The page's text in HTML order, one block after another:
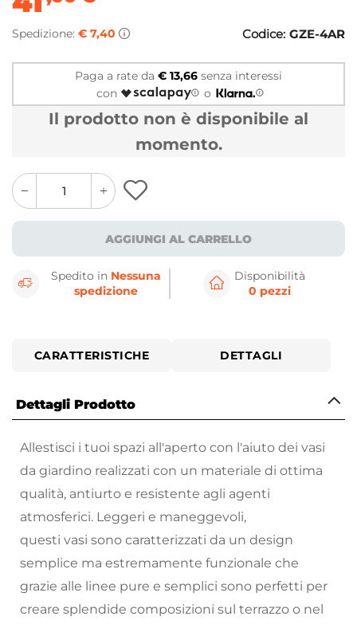
Spedizione: € 7,40 Codice: GZE-4AR
Paga a rate da € 13,66 senza interessi
con
o
Il prodotto non è disponibile al
momento.
quantity
button
quantity
minus
button
AGGIUNGI AL CARRELLO
Spedito in Nessuna
spedizione
Disponibilità
0 pezzi
CARATTERISTICHE DETTAGLI
Dettagli Prodotto
Allestisci i tuoi spazi all'aperto con l'aiuto dei vasi
da giardino realizzati con un materiale di ottima
qualità, antiurto e resistente agli agenti
atmosferici. Leggeri e maneggevoli,
questi vasi sono caratterizzati da un design
semplice ma estremamente funzionale che
grazie alle linee pure e semplici sono perfetti per
creare splendide composizioni sul terrazzo o nel